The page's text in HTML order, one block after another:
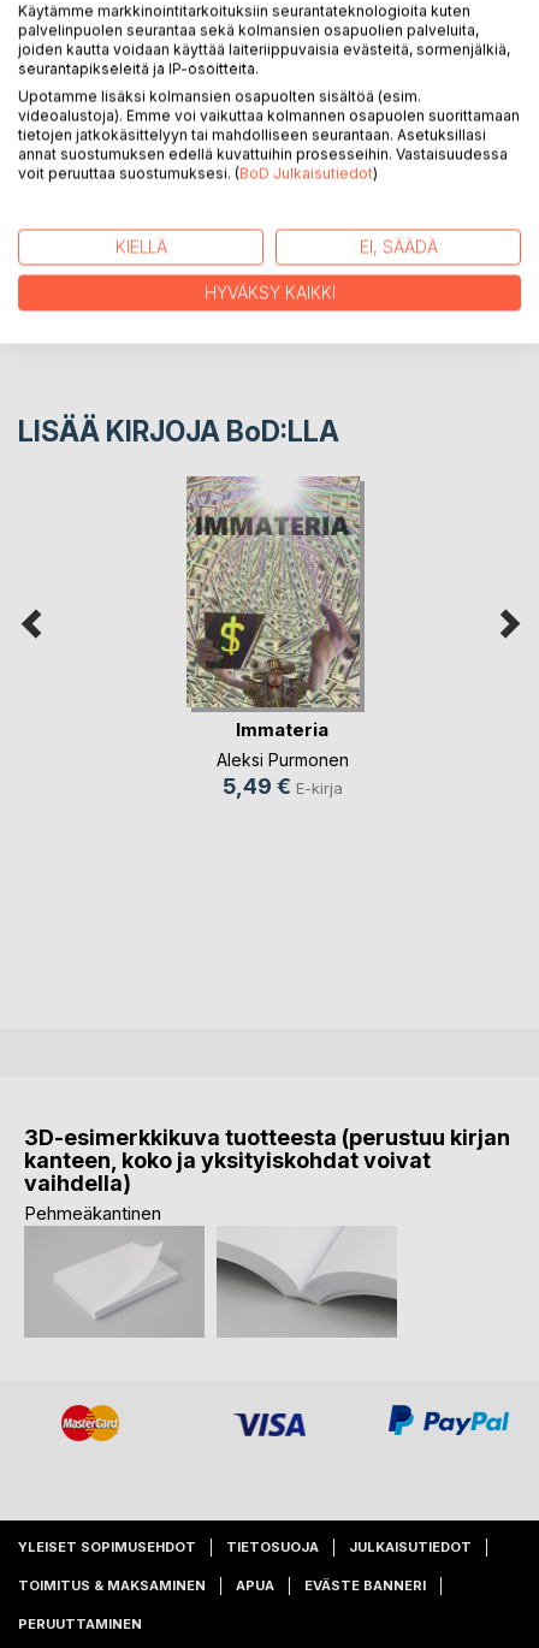
Markun selviytymistaistoa talouden huteraksi keinotellussa
numeroavaruudessa.
Osa Markku Alatensiön saagaa.
KIRJAILIJA
LUKIJA-ARVOSTELUT
LISÄÄ KIRJOJA BoD:LLA
Immateria
Aleksi Purmonen
5,49 € E-kirja
3D-esimerkkikuva tuotteesta (perustuu kirjan
kanteen, koko ja yksityiskohdat voivat
vaihdella)
Pehmeäkantinen
YLEISET SOPIMUSEHDOT TIETOSUOJA JULKAISUTIEDOT
TOIMITUS & MAKSAMINEN APUA EVÄSTE BANNERI
PERUUTTAMINEN
Käytämme markkinointitarkoituksiin seurantateknologioita kuten
palvelinpuolen seurantaa sekä kolmansien osapuolien palveluita,
joiden kautta voidaan käyttää laiteriippuvaisia evästeitä, sormenjälkiä,
seurantapikseleitä ja IP-osoitteita.
Upotamme lisäksi kolmansien osapuolten sisältöä (esim.
videoalustoja). Emme voi vaikuttaa kolmannen osapuolen suorittamaan
tietojen jatkokäsittelyyn tai mahdolliseen seurantaan. Asetuksillasi
annat suostumuksen edellä kuvattuihin prosesseihin. Vastaisuudessa
voit peruuttaa suostumuksesi. (BoD Julkaisutiedot)
KIELLÄ EI, SÄÄDÄ
HYVÄKSY KAIKKI